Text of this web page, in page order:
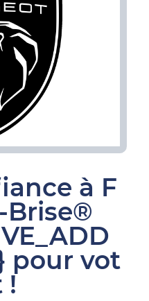
à F
Brise®
pour vot
!